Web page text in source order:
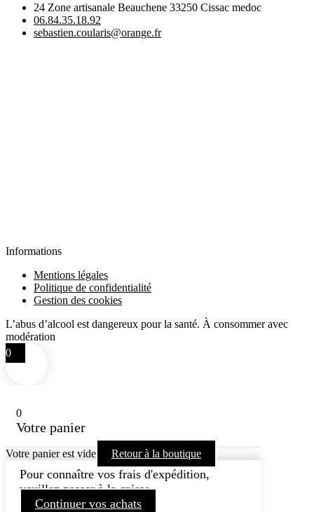
24 Zone artisanale Beauchene 33250 Cissac medoc
06.84.35.18.92
sebastien.coularis@orange.fr
Informations
Mentions légales
Politique de confidentialité
Gestion des cookies
L’abus d’alcool est dangereux pour la santé. À consommer avec
modération
0
0
Votre panier
Votre panier est vide Retour à la boutique
Pour connaître vos frais d'expédition,
veuillez passer à la caisse.
Continuer vos achats